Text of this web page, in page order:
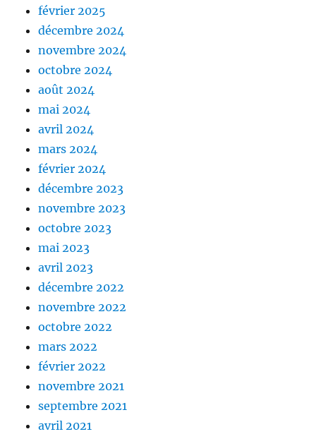
février 2025
décembre 2024
novembre 2024
octobre 2024
août 2024
mai 2024
avril 2024
mars 2024
février 2024
décembre 2023
novembre 2023
octobre 2023
mai 2023
avril 2023
décembre 2022
novembre 2022
octobre 2022
mars 2022
février 2022
novembre 2021
septembre 2021
avril 2021